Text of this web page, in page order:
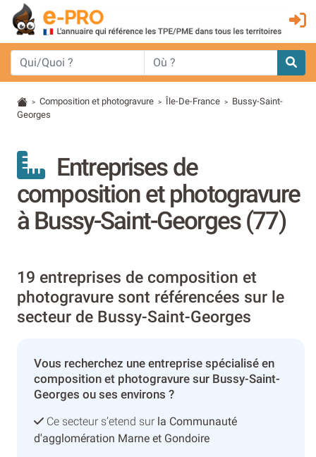
> Composition et photogravure > Île-De-France > Bussy-Saint-
Georges
Entreprises de
composition et photogravure
à Bussy-Saint-Georges (77)
19 entreprises de composition et
photogravure sont référencées sur le
secteur de Bussy-Saint-Georges
Vous recherchez une entreprise spécialisé en
composition et photogravure sur Bussy-Saint-
Georges ou ses environs ?
Ce secteur s’etend sur la Communauté
d'agglomération Marne et Gondoire